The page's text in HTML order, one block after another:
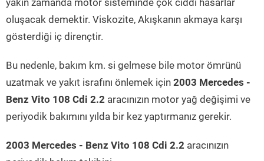
yakın zamanda motor sisteminde çok ciddi hasarlar
oluşacak demektir. Viskozite, Akışkanın akmaya karşı
gösterdiği iç dirençtir.
Bu nedenle, bakım km. si gelmese bile motor ömrünü
uzatmak ve yakıt israfını önlemek için 2003 Mercedes -
Benz Vito 108 Cdi 2.2 aracınızın motor yağ değişimi ve
periyodik bakımını yılda bir kez yaptırmanız gerekir.
2003 Mercedes - Benz Vito 108 Cdi 2.2 aracınızın